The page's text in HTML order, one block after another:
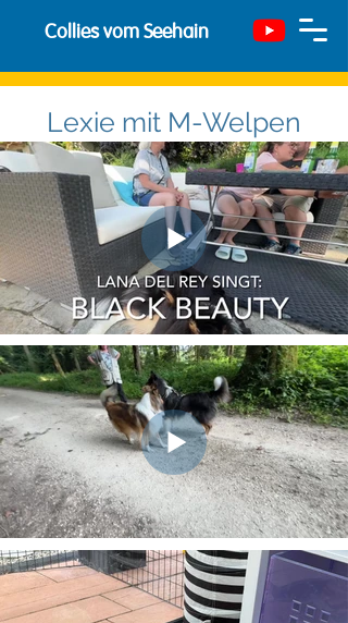
Collies vom Seehain
Lexie mit M-Welpen